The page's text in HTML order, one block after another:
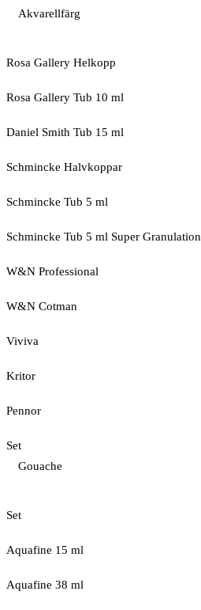
Akvarellfärg
Rosa Gallery Helkopp
Rosa Gallery Tub 10 ml
Daniel Smith Tub 15 ml
Schmincke Halvkoppar
Schmincke Tub 5 ml
Schmincke Tub 5 ml Super Granulation
W&N Professional
W&N Cotman
Viviva
Kritor
Pennor
Set
Gouache
Set
Aquafine 15 ml
Aquafine 38 ml